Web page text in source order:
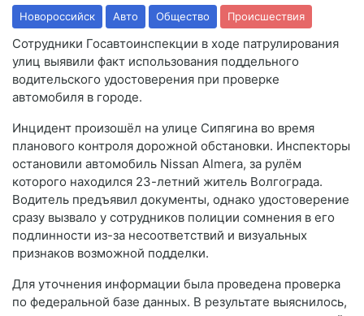
Новороссийск Авто Общество Происшествия
Сотрудники Госавтоинспекции в ходе патрулирования
улиц выявили факт использования поддельного
водительского удостоверения при проверке
автомобиля в городе.
Инцидент произошёл на улице Сипягина во время
планового контроля дорожной обстановки. Инспекторы
остановили автомобиль Nissan Almera, за рулём
которого находился 23-летний житель Волгограда.
Водитель предъявил документы, однако удостоверение
сразу вызвало у сотрудников полиции сомнения в его
подлинности из-за несоответствий и визуальных
признаков возможной подделки.
Для уточнения информации была проведена проверка
по федеральной базе данных. В результате выяснилось,